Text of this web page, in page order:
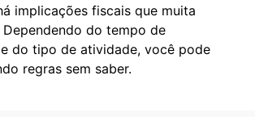
implicações fiscais que muita
do tempo de
do tipo de atividade, você pode
regras sem saber.